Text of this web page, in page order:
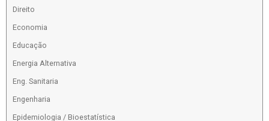
Direito
Economia
Educação
Energia Alternativa
Eng. Sanitaria
Engenharia
Epidemiologia / Bioestatística